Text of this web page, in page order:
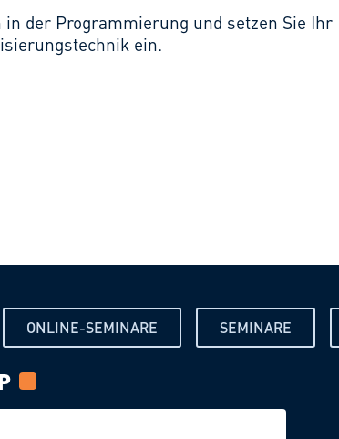
der Programmierung und setzen Sie Ihr
ein.
ONLINE-SEMINARE SEMINARE